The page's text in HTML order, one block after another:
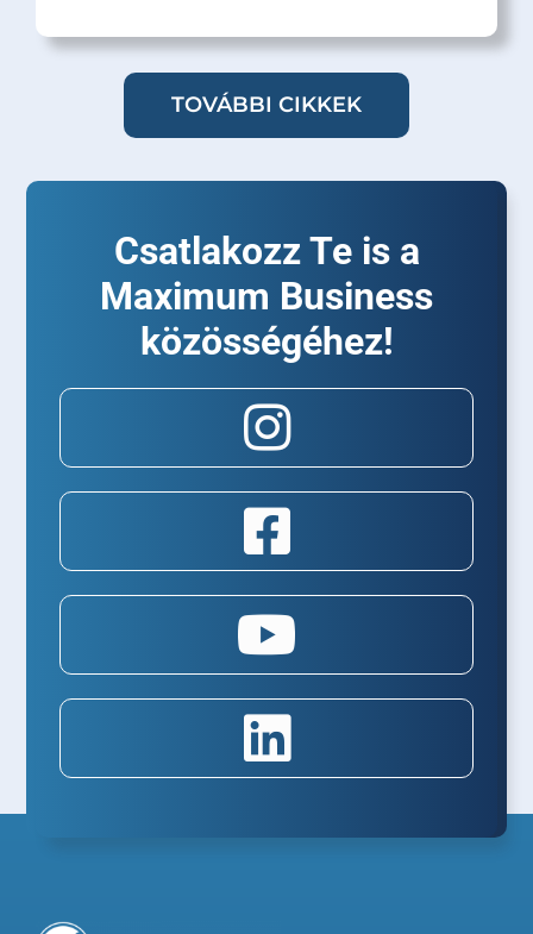
TOVÁBBI CIKKEK
Csatlakozz Te is a
Maximum Business
közösségéhez!